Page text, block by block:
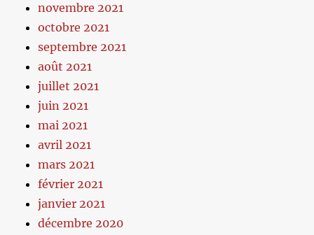
novembre 2021
octobre 2021
septembre 2021
août 2021
juillet 2021
juin 2021
mai 2021
avril 2021
mars 2021
février 2021
janvier 2021
décembre 2020